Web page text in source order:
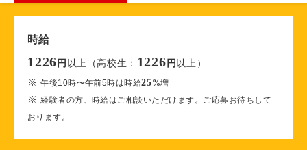
時給
1226 円 以上（高校生： 1226 円 以上）
※午後10時〜午前5時は時給25%増
※経験者の方、時給はご相談いただけます。ご応募お待ちして
おります。